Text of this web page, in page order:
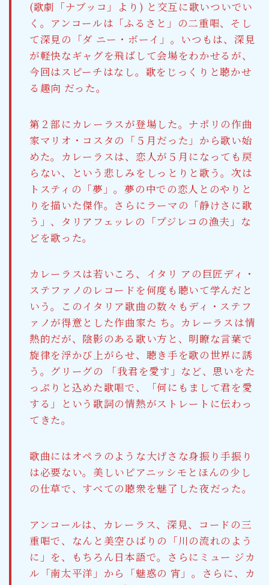
(歌劇「ナブッコ」より) と交互に歌いついでい
く。アンコールは「ふるさと」の二重唱、そし
て深見の「ダ ニー・ボーイ」。いつもは、深見
が軽快なギャグを飛ばして会場をわかせるが、
今回はスピーチはなし。歌をじっくりと聴かせ
る趣向 だった。
第２部にカレーラスが登場した。ナポリの作曲
家マリオ・コスタの「５月だった」から歌い始
めた。カレーラスは、恋人が５月になっても戻
らない、という悲しみをしっとりと歌う。次は
トスティの「夢」。夢の中での恋人とのやりと
りを描いた傑作。さらにラーマの「静けさに歌
う」、タリアフェッレの「プジレコの漁夫」な
どを歌った。
カレーラスは若いころ、イタリ アの巨匠ディ・
ステファノのレコードを何度も聴いて学んだと
いう。このイタリア歌曲の数々もディ・ステフ
ァノが得意とした作曲家た ち。カレーラスは情
熱的だが、陰影のある歌い方と、明瞭な言葉で
旋律を浮かび上がらせ、聴き手を歌の世界に誘
う。グリーグの 「我君を愛す」など、思いをた
っぷりと込めた歌唱で、「何にもまして君を愛
する」という歌詞の情熱がストレートに伝わっ
てきた。
歌曲にはオペラのような大げさな身振り手振り
は必要ない。美しいピアニッシモとほんの少し
の仕草で、すべての聴衆を魅了した夜だった。
アンコールは、カレーラス、深見、コードの三
重唱で、なんと美空ひばりの「川の流れのよう
に」を、もちろん日本語で。さらにミュー ジカ
ル「南太平洋」から「魅惑の 宵」。さらに、カ